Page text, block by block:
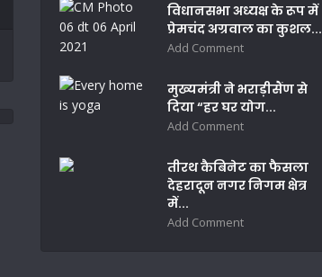
विधानसभा अध्यक्ष के रूप में
प्रेमचंद अग्रवाल का कुशल...
Add Comment
मुख्यमंत्री ने भराड़ीसैंण से
दिया “हर घर योग...
Add Comment
तीरथ कैबिनेट का फैसला
देहरादून नगर निगम क्षेत्र
में...
Add Comment